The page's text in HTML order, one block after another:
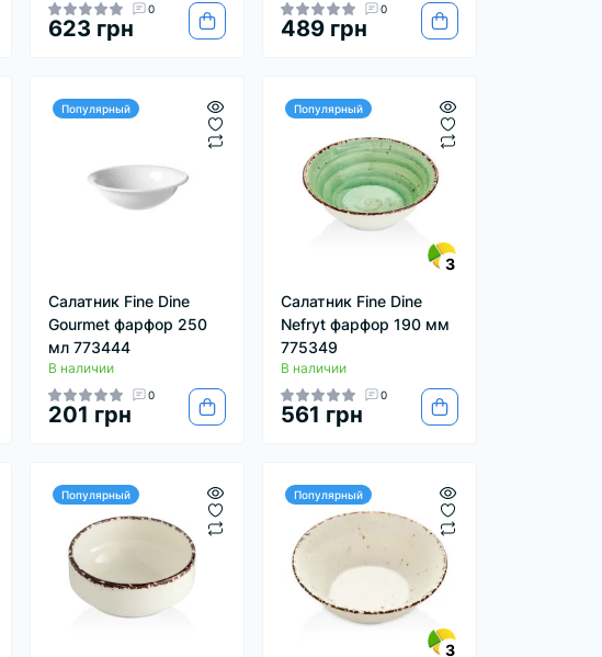
0
623 грн
0
489 грн
Популярный
Салатник Fine Dine
Gourmet фарфор 250
мл 773444
В наличии
0
201 грн
Популярный
3
Салатник Fine Dine
Nefryt фарфор 190 мм
775349
В наличии
0
561 грн
Популярный Популярный
3